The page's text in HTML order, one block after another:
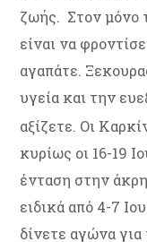
ζωής. Στον μόνο
είναι να
αγαπάτε.
υγεία και την
αξίζετε. Οι
κυρίως οι 16-19
ένταση στην
ειδικά από 4-7
δίνετε αγώνα για